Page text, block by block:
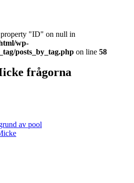
property "ID" on null in
wp-
posts_by_tag.php on line 58
frågorna
av pool